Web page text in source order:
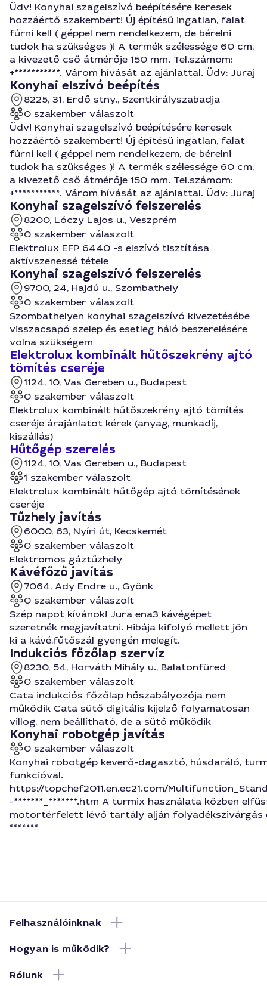
Üdv! Konyhai szagelszívó beépítésére keresek
hozzáértő szakembert! Új építésű ingatlan, falat
fúrni kell ( géppel nem rendelkezem, de bérelni
tudok ha szükséges )! A termék szélessége 60 cm,
a kivezető cső átmérője 150 mm. Tel.számom:
+***********. Várom hívását az ajánlattal. Üdv: Juraj
Konyhai elszívó beépítés
8225, 31, Erdő stny., Szentkirályszabadja
0 szakember válaszolt
Üdv! Konyhai szagelszívó beépítésére keresek
hozzáértő szakembert! Új építésű ingatlan, falat
fúrni kell ( géppel nem rendelkezem, de bérelni
tudok ha szükséges )! A termék szélessége 60 cm,
a kivezető cső átmérője 150 mm. Tel.számom:
+***********. Várom hívását az ajánlattal. Üdv: Juraj
Konyhai szagelszívó felszerelés
8200, Lóczy Lajos u., Veszprém
0 szakember válaszolt
Elektrolux EFP 6440 -s elszívó tisztítása
aktívszenessé tétele
Konyhai szagelszívó felszerelés
9700, 24, Hajdú u., Szombathely
0 szakember válaszolt
Szombathelyen konyhai szagelszívó kivezetésébe
visszacsapó szelep és esetleg háló beszerelésére
volna szükségem
Elektrolux kombinált hűtőszekrény ajtó
tömítés cseréje
1124, 10, Vas Gereben u., Budapest
0 szakember válaszolt
Elektrolux kombinált hűtőszekrény ajtó tömítés
cseréje árajánlatot kérek (anyag, munkadíj,
kiszállás)
Hűtőgép szerelés
1124, 10, Vas Gereben u., Budapest
1 szakember válaszolt
Elektrolux kombinált hűtőgép ajtó tömítésének
cseréje
Tűzhely javítás
6000, 63, Nyíri út, Kecskemét
0 szakember válaszolt
Elektromos gáztűzhely
Kávéfőző javítás
7064, Ady Endre u., Gyönk
0 szakember válaszolt
Szép napot kívánok! Jura ena3 kávégépet
szeretnék megjavítatni. Hibája kifolyó mellett jön
ki a kávé,fűtőszál gyengén melegít.
Indukciós főzőlap szervíz
8230, 54, Horváth Mihály u., Balatonfüred
0 szakember válaszolt
Cata indukciós főzőlap hőszabályozója nem
működik Cata sütő digitális kijelző folyamatosan
villog, nem beállítható, de a sütő működik
Konyhai robotgép javítás
0 szakember válaszolt
Konyhai robotgép keverő-dagasztó, húsdaráló,
funkcióval.
https://topchef2011.en.ec21.com/
-*******_*******.htm A turmix használata közben
motortérfelett lévő tartály alján folyadékszivárgás
*******
Felhasználóinknak
Hogyan is működik?
Rólunk